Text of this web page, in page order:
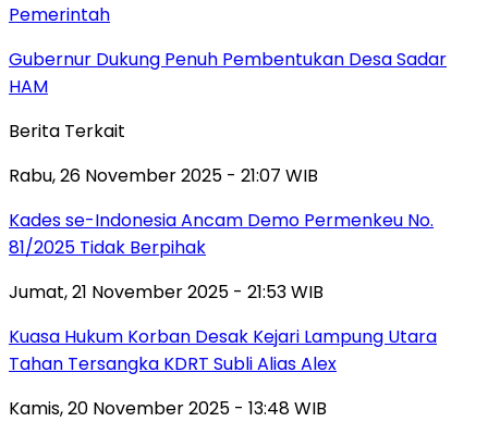
Pemerintah
Gubernur Dukung Penuh Pembentukan Desa Sadar
HAM
Berita Terkait
Rabu, 26 November 2025 - 21:07 WIB
Kades se-Indonesia Ancam Demo Permenkeu No.
81/2025 Tidak Berpihak
Jumat, 21 November 2025 - 21:53 WIB
Kuasa Hukum Korban Desak Kejari Lampung Utara
Tahan Tersangka KDRT Subli Alias Alex
Kamis, 20 November 2025 - 13:48 WIB